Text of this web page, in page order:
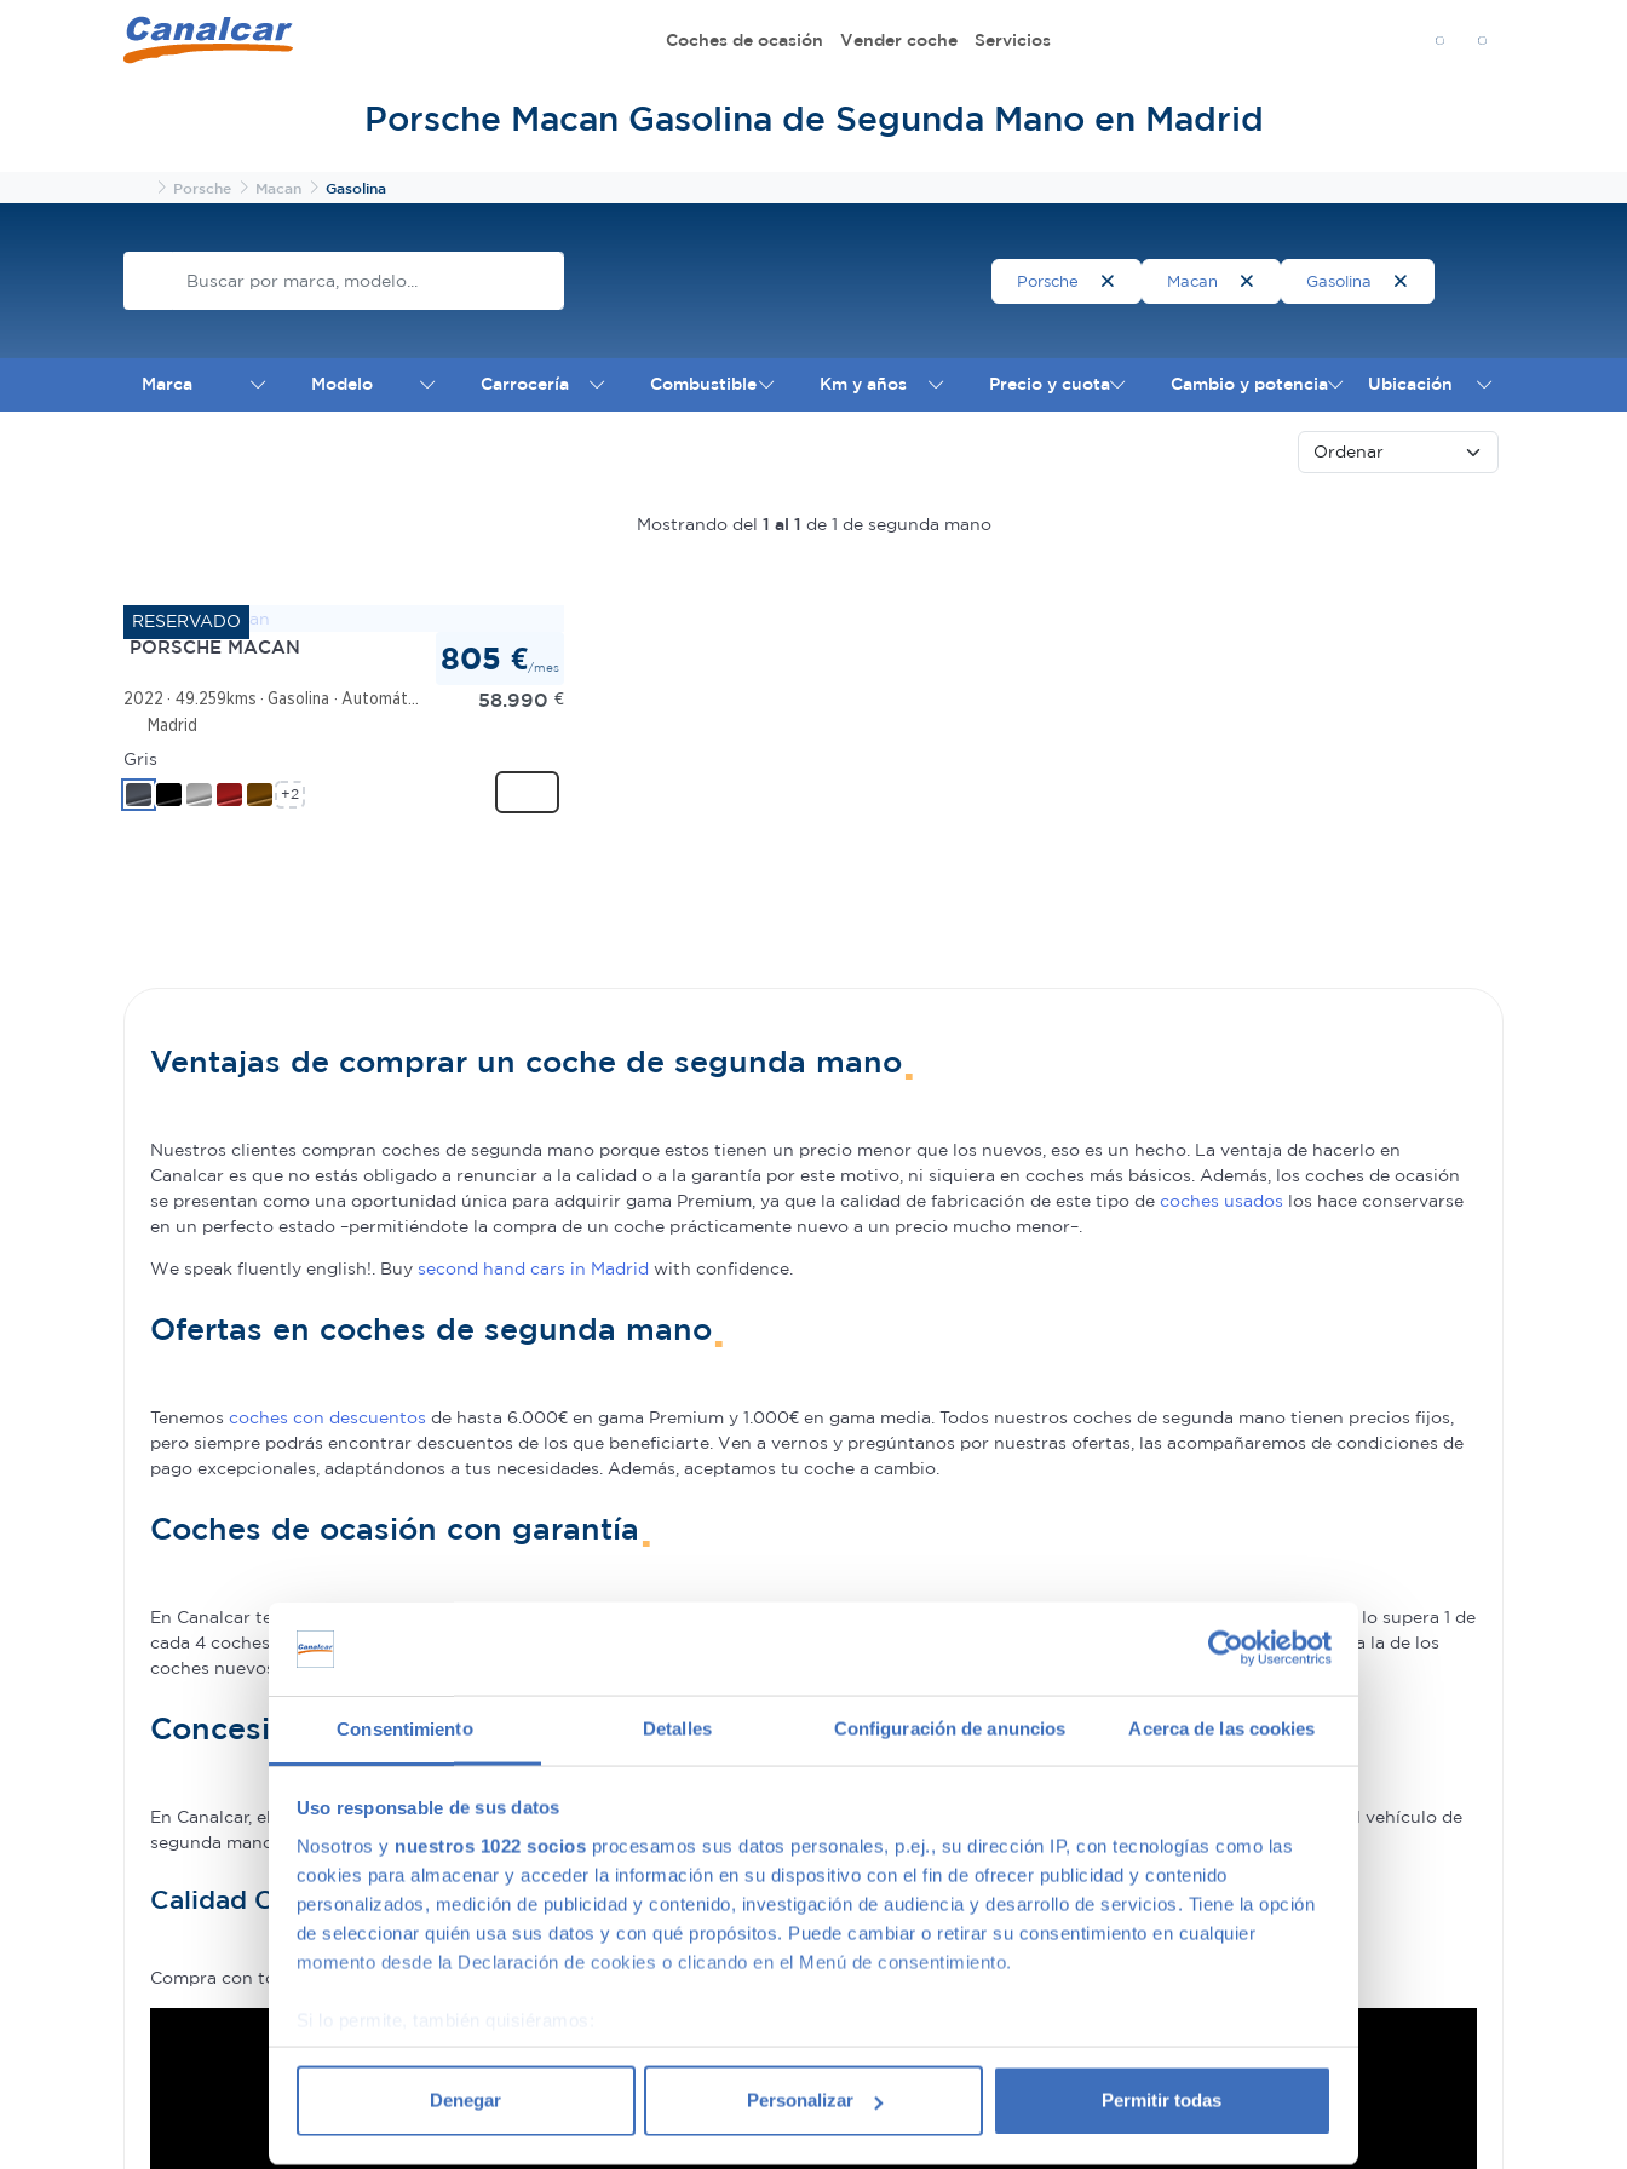
Consentimiento Detalles Configuración de anuncios Acerca de las cookies
Uso responsable de sus datos
Nosotros y nuestros 1022 socios procesamos sus datos personales, p.ej., su dirección IP, con tecnologías como las
cookies para almacenar y acceder la información en su dispositivo con el fin de ofrecer publicidad y contenido
personalizados, medición de publicidad y contenido, investigación de audiencia y desarrollo de servicios. Tiene la opción
de seleccionar quién usa sus datos y con qué propósitos. Puede cambiar o retirar su consentimiento en cualquier
momento desde la Declaración de cookies o clicando en el Menú de consentimiento.
Si lo permite, también quisiéramos:
Recopilar información sobre su ubicación geográfica que puede tener una precisión de varios metros
Obtenga más información sobre cómo se procesan sus datos personales y establezca sus preferencias en la
Denegar Personalizar Permitir todas
Coches de ocasión Vender coche Servicios
Porsche Macan Gasolina de Segunda Mano en Madrid
InicioPorsche Macan Gasolina
Porsche Macan Gasolina
Marca Modelo Carrocería Combustible Km y años Precio y cuota Cambio y potencia Ubicación
Mostrando del 1 al 1 de 1 de segunda mano
PORSCHE MACAN
2022 49.259kms Gasolina
Automático
Madrid
805 €/mes
58.990 €
Gris
+2
Ventajas de comprar un coche de segunda mano
Nuestros clientes compran coches de segunda mano porque estos tienen un precio menor que los nuevos, eso es un hecho. La ventaja de hacerlo en
Canalcar es que no estás obligado a renunciar a la calidad o a la garantía por este motivo, ni siquiera en coches más básicos. Además, los coches de ocasión
se presentan como una oportunidad única para adquirir gama Premium, ya que la calidad de fabricación de este tipo de coches usados los hace conservarse
en un perfecto estado –permitiéndote la compra de un coche prácticamente nuevo a un precio mucho menor–.
We speak fluently english!. Buy second hand cars in Madrid with confidence.
Ofertas en coches de segunda mano
Tenemos coches con descuentos de hasta 6.000€ en gama Premium y 1.000€ en gama media. Todos nuestros coches de segunda mano tienen precios fijos,
pero siempre podrás encontrar descuentos de los que beneficiarte. Ven a vernos y pregúntanos por nuestras ofertas, las acompañaremos de condiciones de
pago excepcionales, adaptándonos a tus necesidades. Además, aceptamos tu coche a cambio.
Coches de ocasión con garantía
En Canalcar tenemos los coches de segunda mano con mayor calidad, ya que nuestros vehículos pasan el más riguroso control de calidad –solo lo supera 1 de
cada 4 coches–. Estamos tan seguros de la calidad de nuestros coches de segunda mano que le ofrecemos una Garantía 5 Estrellas muy similar a la de los
coches nuevos.
Concesionario de ocasión multimarca
En Canalcar, el concesionario de coches de ocasión más grande de Madrid, disponemos de una gran variedad de marcas y modelos. Encuentra el vehículo de
segunda mano que mejor se adapte a tus necesidades, con la mejor relación calidad-precio. O si lo prefieres, ven a vernos y te aconsejamos.
Calidad Canalcar
Compra con total tranquilidad, sólo 1 de cada 4 coches acaba siendo un coche Canalcar.